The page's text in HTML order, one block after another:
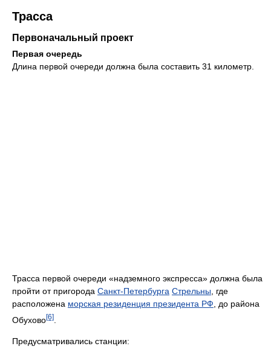
Трасса
Первоначальный проект
Первая очередь
Длина первой очереди должна была составить 31 километр.
Трасса первой очереди «надземного экспресса» должна была
пройти от пригорода Санкт-Петербурга Стрельны , где
расположена морская резиденция президента РФ , до района
Обухово[6]
Предусматривались станции: